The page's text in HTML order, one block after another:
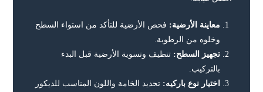
معاينة الأرضية: فحص الأرضية للتأكد من استواء السطح
وخلوه من الرطوبة.
تجهيز السطح: تنظيف وتسوية الأرضية قبل البدء
بالتركيب.
اختيار نوع باركيه: تحديد الخامة واللون المناسب للديكور